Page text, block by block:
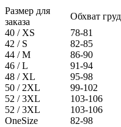
Размер для
заказа
Обхват
40 / XS
78-81
42 / S
82-85
44 / M
86-90
46 / L
91-94
48 / XL
95-98
50 / 2XL
99-102
52 / 3XL
103-106
52 / 3XL
103-106
OneSize
82-98